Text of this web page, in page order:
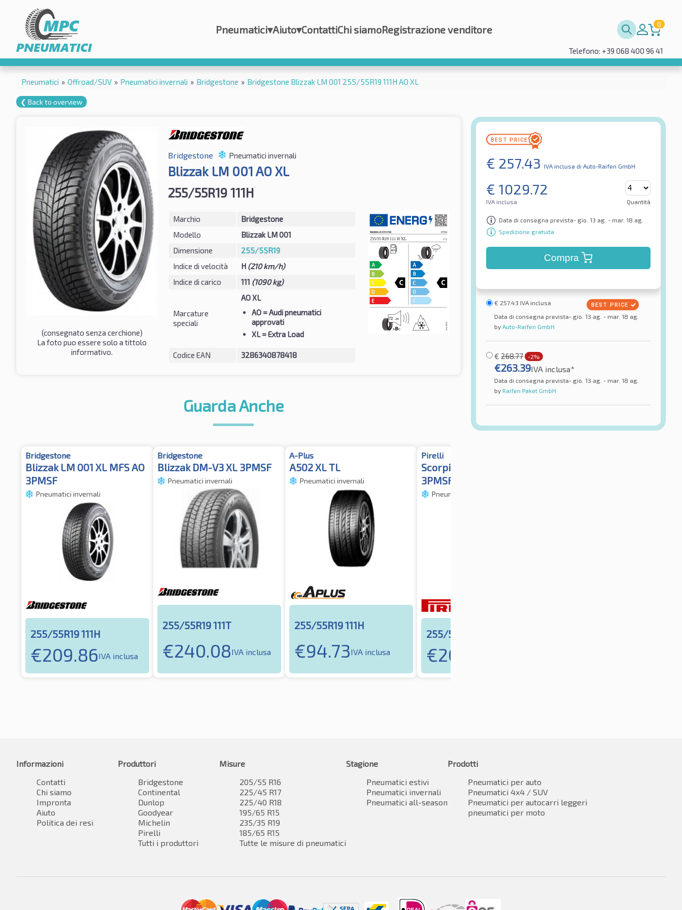
Pneumatici▾Aiuto▾ContattiChi siamoRegistrazione venditore 0
Telefono: +39 068 400 96 41
Pneumatici » Offroad/SUV » Pneumatici invernali » Bridgestone » Bridgestone Blizzak LM 001 255/55R19 111H AO XL
❮ Back to overview
(consegnato senza cerchione)
La foto puo essere solo a tittolo
informativo.
Bridgestone Pneumatici invernali
Blizzak LM 001 AO XL
255/55R19 111H
Marchio
Bridgestone
Modello
Blizzak LM 001
Dimensione
255/55R19
Indice di velocità
H (210 km/h)
Indice di carico
111 (1090 kg)
Marcature
speciali
AO XL
AO= Audi pneumatici
approvati
XL= Extra Load
Codice EAN 3286340878418
€ 257.43 IVA inclusa di Auto-Raifen GmbH
€ 1029.72
IVA inclusa Quantità
Data di consegna prevista- gio. 13 ag. - mar. 18 ag.
Spedizione gratuita
Compra
€ 257.43 IVA inclusa
Data di consegna prevista- gio. 13 ag. - mar. 18 ag.
by Auto-Raifen GmbH
€ 268.77 -2%
€263.39IVA inclusa*
Data di consegna prevista- gio. 13 ag. - mar. 18 ag.
by Raifen Paket GmbH
Guarda Anche
Bridgestone
Blizzak LM 001 XL MFS AO
3PMSF
Pneumatici invernali
255/55R19 111H
€209.86IVA inclusa
Bridgestone
Blizzak DM-V3 XL 3PMSF
Pneumatici invernali
255/55R19 111T
€240.08IVA inclusa
A-Plus
A502 XL TL
Pneumatici invernali
255/55R19 111H
€94.73IVA inclusa
Pirelli
Scorpion Winter AO XL
3PMSF
Pneumatici invernali
255/55R19 111H
€203.26
Informazioni
Contatti
Chi siamo
Impronta
Aiuto
Politica dei resi
Produttori
Bridgestone
Continental
Dunlop
Goodyear
Michelin
Pirelli
Tutti i produttori
Misure
205/55 R16
225/45 R17
225/40 R18
195/65 R15
235/35 R19
185/65 R15
Tutte le misure di pneumatici
Stagione
Pneumatici estivi
Pneumatici invernali
Pneumatici all-season
Prodotti
Pneumatici per auto
Pneumatici 4x4 / SUV
Pneumatici per autocarri leggeri
pneumatici per moto